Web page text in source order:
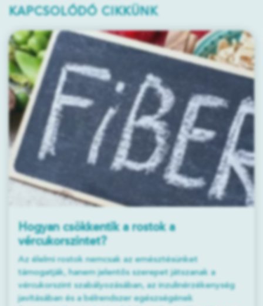
KAPCSOLÓDÓ CIKKÜNK
Hogyan csökkentik a rostok a
vércukorszintet?
Az élelmi rostok nemcsak az emésztésünket
támogatják, hanem jelentős szerepet játszanak a
vércukorszint szabályozásában, az inzulinérzékenység
javításában és a bélrendszer egészségének